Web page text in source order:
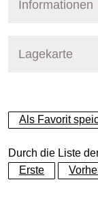
Informationen
Lagekarte
+
−
Als Favorit
Durch die Liste
Erste